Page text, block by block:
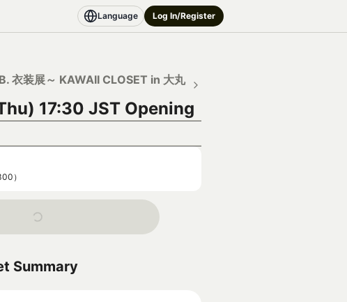
Language Log In/Register
衣装展～ KAWAII CLOSET in 大丸
17:30 JST Opening
）
Summary